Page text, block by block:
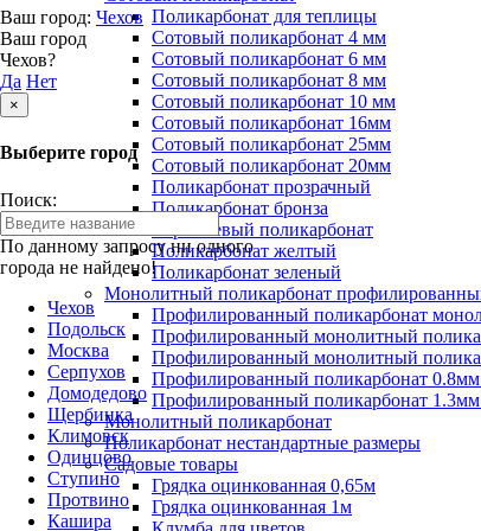
Ваш город: Чехов
Ваш город
Чехов?
Да Нет
×
Выберите город
Поиск:
По данному запросу ни одного
города не найдено!
Чехов
Подольск
Москва
Серпухов
Домодедово
Щербинка
Климовск
Одинцово
Ступино
Протвино
Кашира
Поликарбонат для теплицы
Сотовый поликарбонат 4 мм
Сотовый поликарбонат 6 мм
Сотовый поликарбонат 8 мм
Сотовый поликарбонат 10 мм
Сотовый поликарбонат 16мм
Сотовый поликарбонат 25мм
Сотовый поликарбонат 20мм
Поликарбонат прозрачный
Поликарбонат бронза
Коричневый поликарбонат
Поликарбонат желтый
Поликарбонат зеленый
Монолитный поликарбонат
Профилированный поликарбонат
Профилированный монолитный
Профилированный монолитный
Профилированный поликарбонат
Профилированный поликарбонат
Монолитный поликарбонат
Поликарбонат нестандартные размеры
Садовые товары
Грядка оцинкованная 0,65м
Грядка оцинкованная 1м